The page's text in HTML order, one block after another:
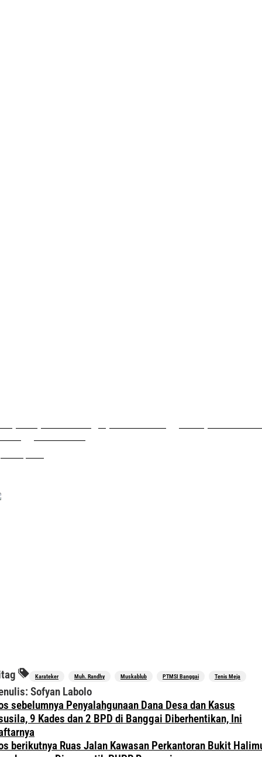
Karateker Muh. Randhy Muskablub PTMSI Banggai Tenis Meja
Sofyan Labolo
sebelumnya Penyalahgunaan Dana Desa dan Kasus
9 Kades dan 2 BPD di Banggai Diberhentikan, Ini
berikutnya Ruas Jalan Kawasan Perkantoran Bukit